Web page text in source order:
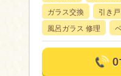
ガラス交換
引き
風呂ガラス 修理